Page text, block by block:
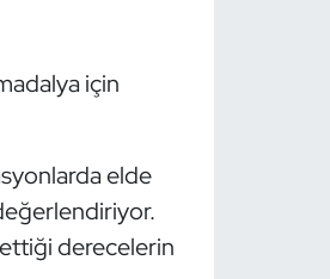
için
elde
derecelerin